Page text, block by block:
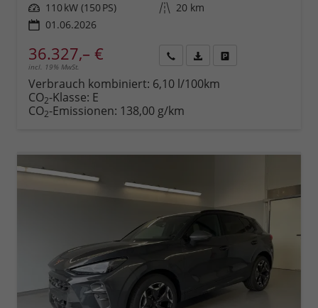
Leistung 110 kW (150 PS) Kilometerstand 20 km
01.06.2026
36.327,– €
incl. 19% MwSt.
anfordern
Datei,
Verbrauch kombiniert: 6,10 l/100km
CO2-Klasse: E
CO2-Emissionen: 138,00 g/km